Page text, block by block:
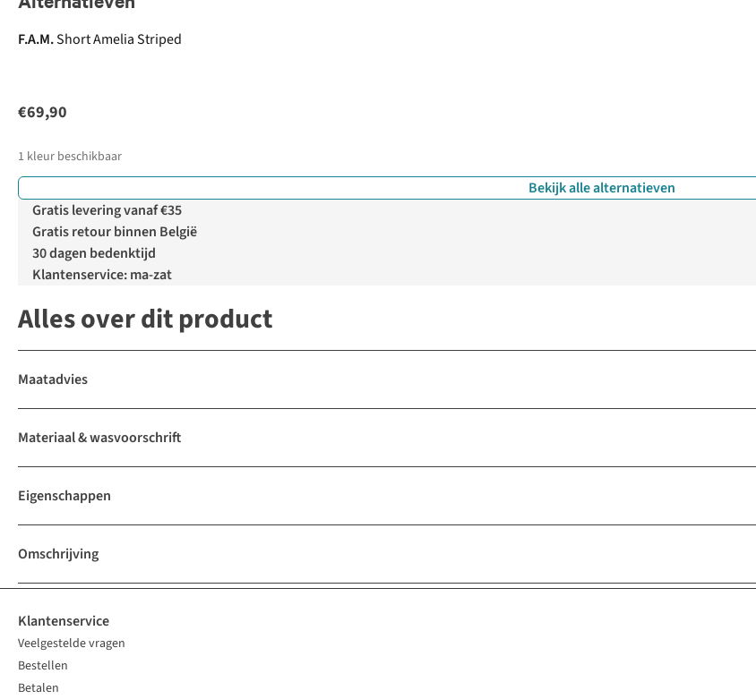
F.A.M.Short Amelia Striped
€69,90
1 kleur beschikbaar
Bekijk alle alternatieven
Gratis levering vanaf €35
Gratis retour binnen België
30 dagen bedenktijd
Klantenservice: ma-zat
Alles over dit product
Maatadvies
Materiaal & wasvoorschrift
Eigenschappen
Omschrijving
Klantenservice
Veelgestelde vragen
Bestellen
Betalen